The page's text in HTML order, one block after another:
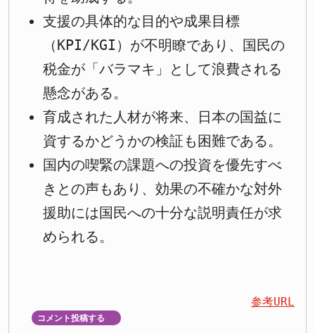
支援の具体的な目的や成果目標
（KPI/KGI）が不明瞭であり、国民の
税金が「バラマキ」として浪費される
懸念がある。
育成された人材が将来、日本の国益に
資するかどうかの検証も困難である。
国内の喫緊の課題への投資を優先すべ
きとの声もあり、効果の不確かな対外
援助には国民への十分な説明責任が求
められる。
参考URL
コメント投稿する